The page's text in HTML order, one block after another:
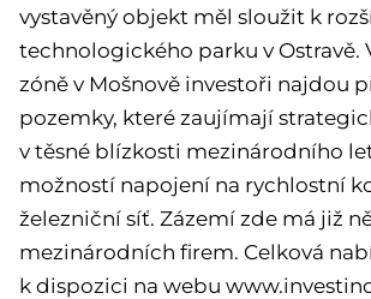
vystavěný objekt měl sloužit k
technologického parku v Ostravě.
zóně v Mošnově investoři najdou
pozemky, které zaujímají
v těsné blízkosti mezinárodního
možností napojení na rychlostní
železniční síť. Zázemí zde má již
mezinárodních firem. Celková
k dispozici na webu